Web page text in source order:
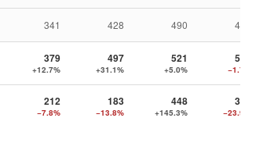
341 428 490 477
379
+12.7%
497
+31.1%
521
+5.0%
513
−1.7%
212
−7.8%
183
−13.8%
448
+145.3%
341
−23.9%